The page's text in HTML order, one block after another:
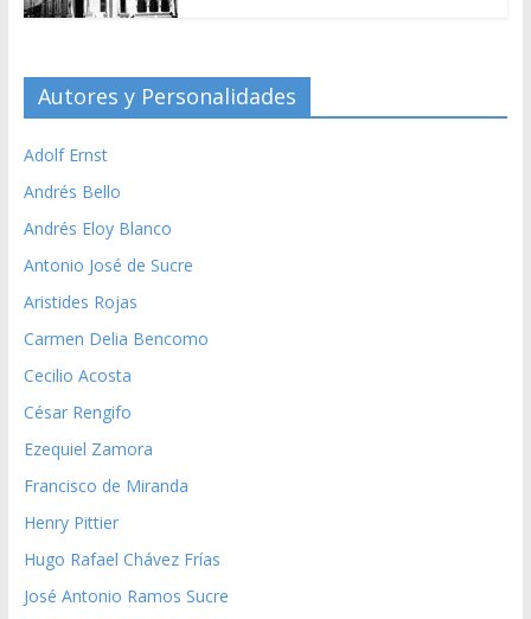
Autores y Personalidades
Adolf Ernst
Andrés Bello
Andrés Eloy Blanco
Antonio José de Sucre
Aristides Rojas
Carmen Delia Bencomo
Cecilio Acosta
César Rengifo
Ezequiel Zamora
Francisco de Miranda
Henry Pittier
Hugo Rafael Chávez Frías
José Antonio Ramos Sucre